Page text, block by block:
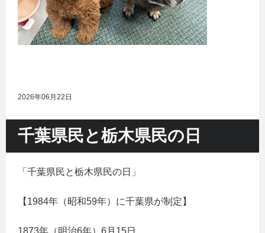
2026年06月22日
千葉県民と栃木県民の日
「千葉県民と栃木県民の日」
【1984年（昭和59年）に千葉県が制定】
1873年（明治6年）6月15日、